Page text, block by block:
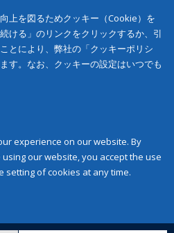
上を図るためクッキー（Cookie）を
ける」のリンクをクリックするか、引
とにより、弊社の「クッキーポリシ
す。なお、クッキーの設定はいつでも
experience on our website. By
our website, you accept the use
setting of cookies at any time.